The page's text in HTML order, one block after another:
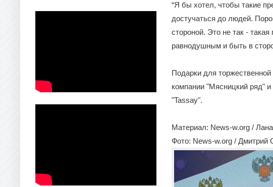
“Я бы хотел, чтобы такие
достучаться до людей.
стороной. Это не так -
равнодушным и быть в
Подарки для
компании "Мясницкий ряд"
"Tassay".
Материал: News-w.org /
Фото: News-w.org / Дмитрий